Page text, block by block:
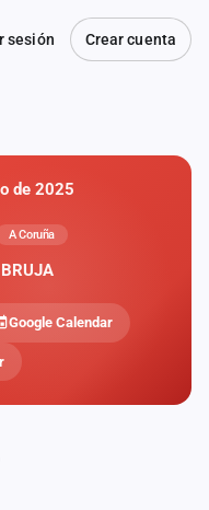
sesión Crear cuenta
de 2025
A Coruña
Google Calendar